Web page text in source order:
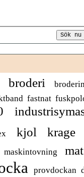
broderi
fastnat
kjol krage
maskintovning
provdockan